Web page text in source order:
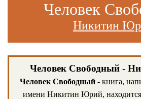
Человек
Никитин
Человек Свободный -
Человек Свободный- книга,
имени Никитин Юрий, находится